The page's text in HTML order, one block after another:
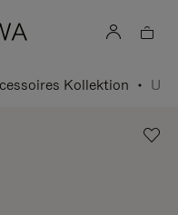
Kollektion